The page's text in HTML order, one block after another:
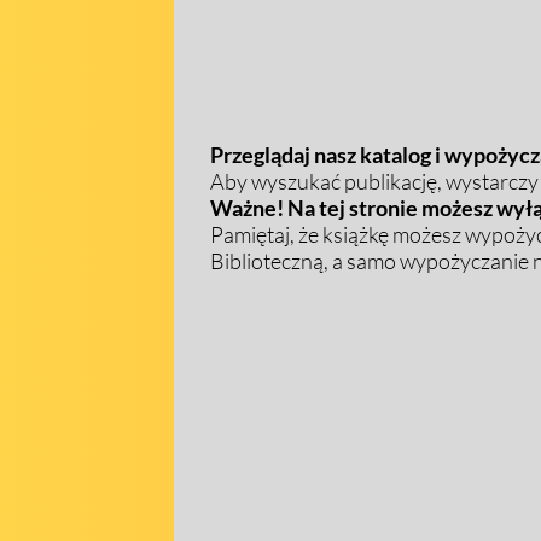
Przeglądaj nasz katalog i
Aby wyszukać publikację,
Ważne! Na tej stronie możesz
Pamiętaj, że książkę możesz
Biblioteczną, a samo wypożyczanie